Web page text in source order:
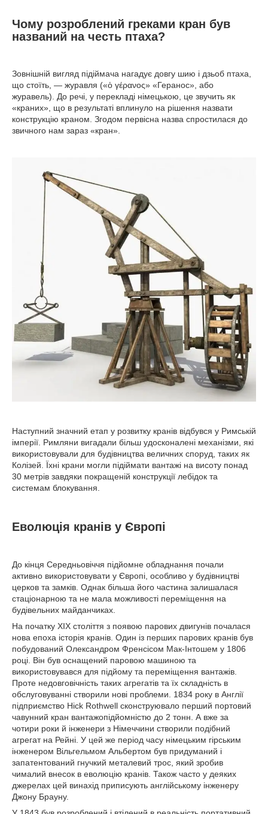
Чому розроблений греками кран був
названий на честь птаха?
Зовнішній вигляд підіймача нагадує довгу шию і дзьоб птаха,
що стоїть, — журавля («ὁ γέρανος» «Геранос», або
журавель). До речі, у перекладі німецькою, це звучить як
«краних», що в результаті вплинуло на рішення назвати
конструкцію краном. Згодом первісна назва спростилася до
звичного нам зараз «кран».
Наступний значний етап у розвитку кранів відбувся у Римській
імперії. Римляни вигадали більш удосконалені механізми, які
використовували для будівництва величних споруд, таких як
Колізей. Їхні крани могли підіймати вантажі на висоту понад
30 метрів завдяки покращеній конструкції лебідок та
системам блокування.
Еволюція кранів у Європі
До кінця Середньовіччя підйомне обладнання почали
активно використовувати у Європі, особливо у будівництві
церков та замків. Однак більша його частина залишалася
стаціонарною та не мала можливості переміщення на
будівельних майданчиках.
На початку ХІХ століття з появою парових двигунів почалася
нова епоха історія кранів. Один із перших парових кранів був
побудований Олександром Френсісом Мак-Інтошем у 1806
році. Він був оснащений паровою машиною та
використовувався для підйому та переміщення вантажів.
Проте недовговічність таких агрегатів та їх складність в
обслуговуванні створили нові проблеми. 1834 року в Англії
підприємство Hick Rothwell сконструювало перший портовий
чавунний кран вантажопідйомністю до 2 тонн. А вже за
чотири роки й інженери з Німеччини створили подібний
агрегат на Рейні. У цей же період часу німецьким гірським
інженером Вільгельмом Альбертом був придуманий і
запатентований гнучкий металевий трос, який зробив
чималий внесок в еволюцію кранів. Також часто у деяких
джерелах цей винахід приписують англійському інженеру
Джону Брауну.